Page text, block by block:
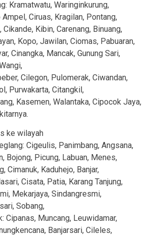
Kramatwatu, Waringinkurung,
Ciruas, Kragilan, Pontang,
Cikande, Kibin, Carenang, Binuang,
Kopo, Jawilan, Ciomas, Pabuaran,
Cinangka, Mancak, Gunung Sari,
Cilegon, Pulomerak, Ciwandan,
Purwakarta, Citangkil,
Kasemen, Walantaka, Cipocok Jaya,
ke wilayah
Cigeulis, Panimbang, Angsana,
Bojong, Picung, Labuan, Menes,
Cimanuk, Kaduhejo, Banjar,
Cisata, Patia, Karang Tanjung,
Mekarjaya, Sindangresmi,
Sobang,
Cipanas, Muncang, Leuwidamar,
Banjarsari, Cileles,